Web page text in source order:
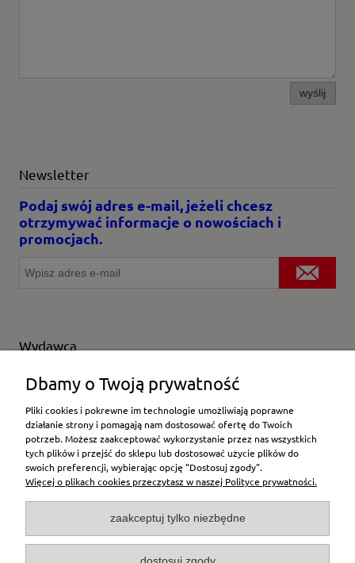
wyślij
Newsletter
Podaj swój adres e-mail, jeżeli chcesz
otrzymywać informacje o nowościach i
promocjach.
Wydawca
Wybierz producenta
Moje konto
Płatności i dostawa
Pomoc
Dbamy o Twoją prywatność
Pliki cookies i pokrewne im technologie umożliwiają poprawne
działanie strony i pomagają nam dostosować ofertę do Twoich
potrzeb. Możesz zaakceptować wykorzystanie przez nas wszystkich
tych plików i przejść do sklepu lub dostosować użycie plików do
swoich preferencji, wybierając opcję "Dostosuj zgody".
Więcej o plikach cookies przeczytasz w naszej Polityce prywatności.
zaakceptuj tylko niezbędne